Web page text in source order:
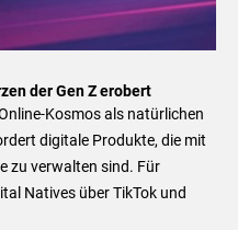
der Gen Z erobert
Kosmos als natürlichen
digitale Produkte, die mit
zu verwalten sind. Für
Natives über TikTok und